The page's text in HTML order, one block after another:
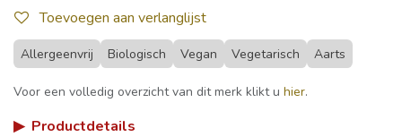
Toevoegen aan verlanglijst
Allergeenvrij Biologisch Vegan Vegetarisch Aarts
Voor een volledig overzicht van dit merk klikt u hier.
▶ Productdetails